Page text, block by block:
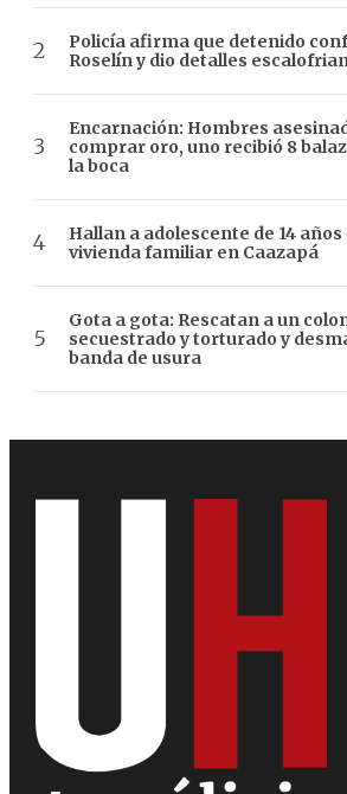
Policía afirma que detenido
Roselín y dio detalles
Encarnación: Hombres
comprar oro, uno recibió 8
la boca
Hallan a adolescente de 14
vivienda familiar en Caazapá
Gota a gota: Rescatan a un
secuestrado y torturado y
banda de usura